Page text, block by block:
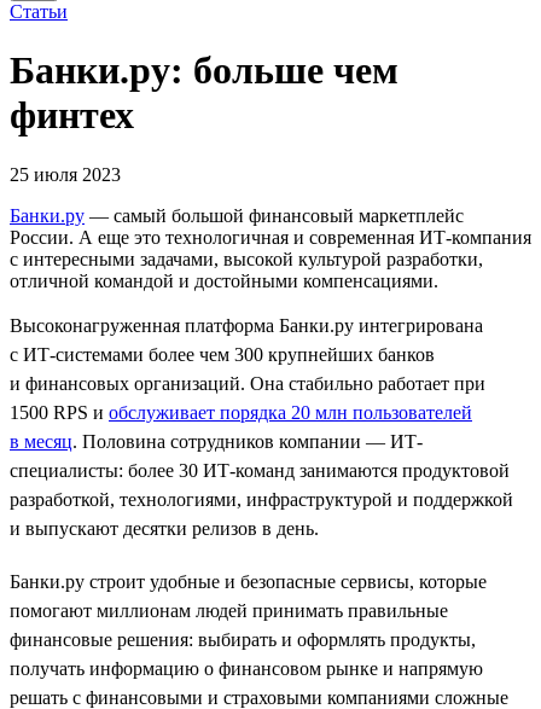
Статьи
Банки.ру: больше чем
финтех
25 июля 2023
Банки.ру — самый большой финансовый маркетплейс
России. А еще это технологичная и современная ИТ-компания
с интересными задачами, высокой культурой разработки,
отличной командой и достойными компенсациями.
Высоконагруженная платформа Банки.ру интегрирована
с ИТ‑системами более чем 300 крупнейших банков
и финансовых организаций. Она стабильно работает при
1500 RPS и обслуживает порядка 20 млн пользователей
в месяц. Половина сотрудников компании — ИТ-
специалисты: более 30 ИТ-команд занимаются продуктовой
разработкой, технологиями, инфраструктурой и поддержкой
и выпускают десятки релизов в день.
Банки.ру строит удобные и безопасные сервисы, которые
помогают миллионам людей принимать правильные
финансовые решения: выбирать и оформлять продукты,
получать информацию о финансовом рынке и напрямую
решать с финансовыми и страховыми компаниями сложные